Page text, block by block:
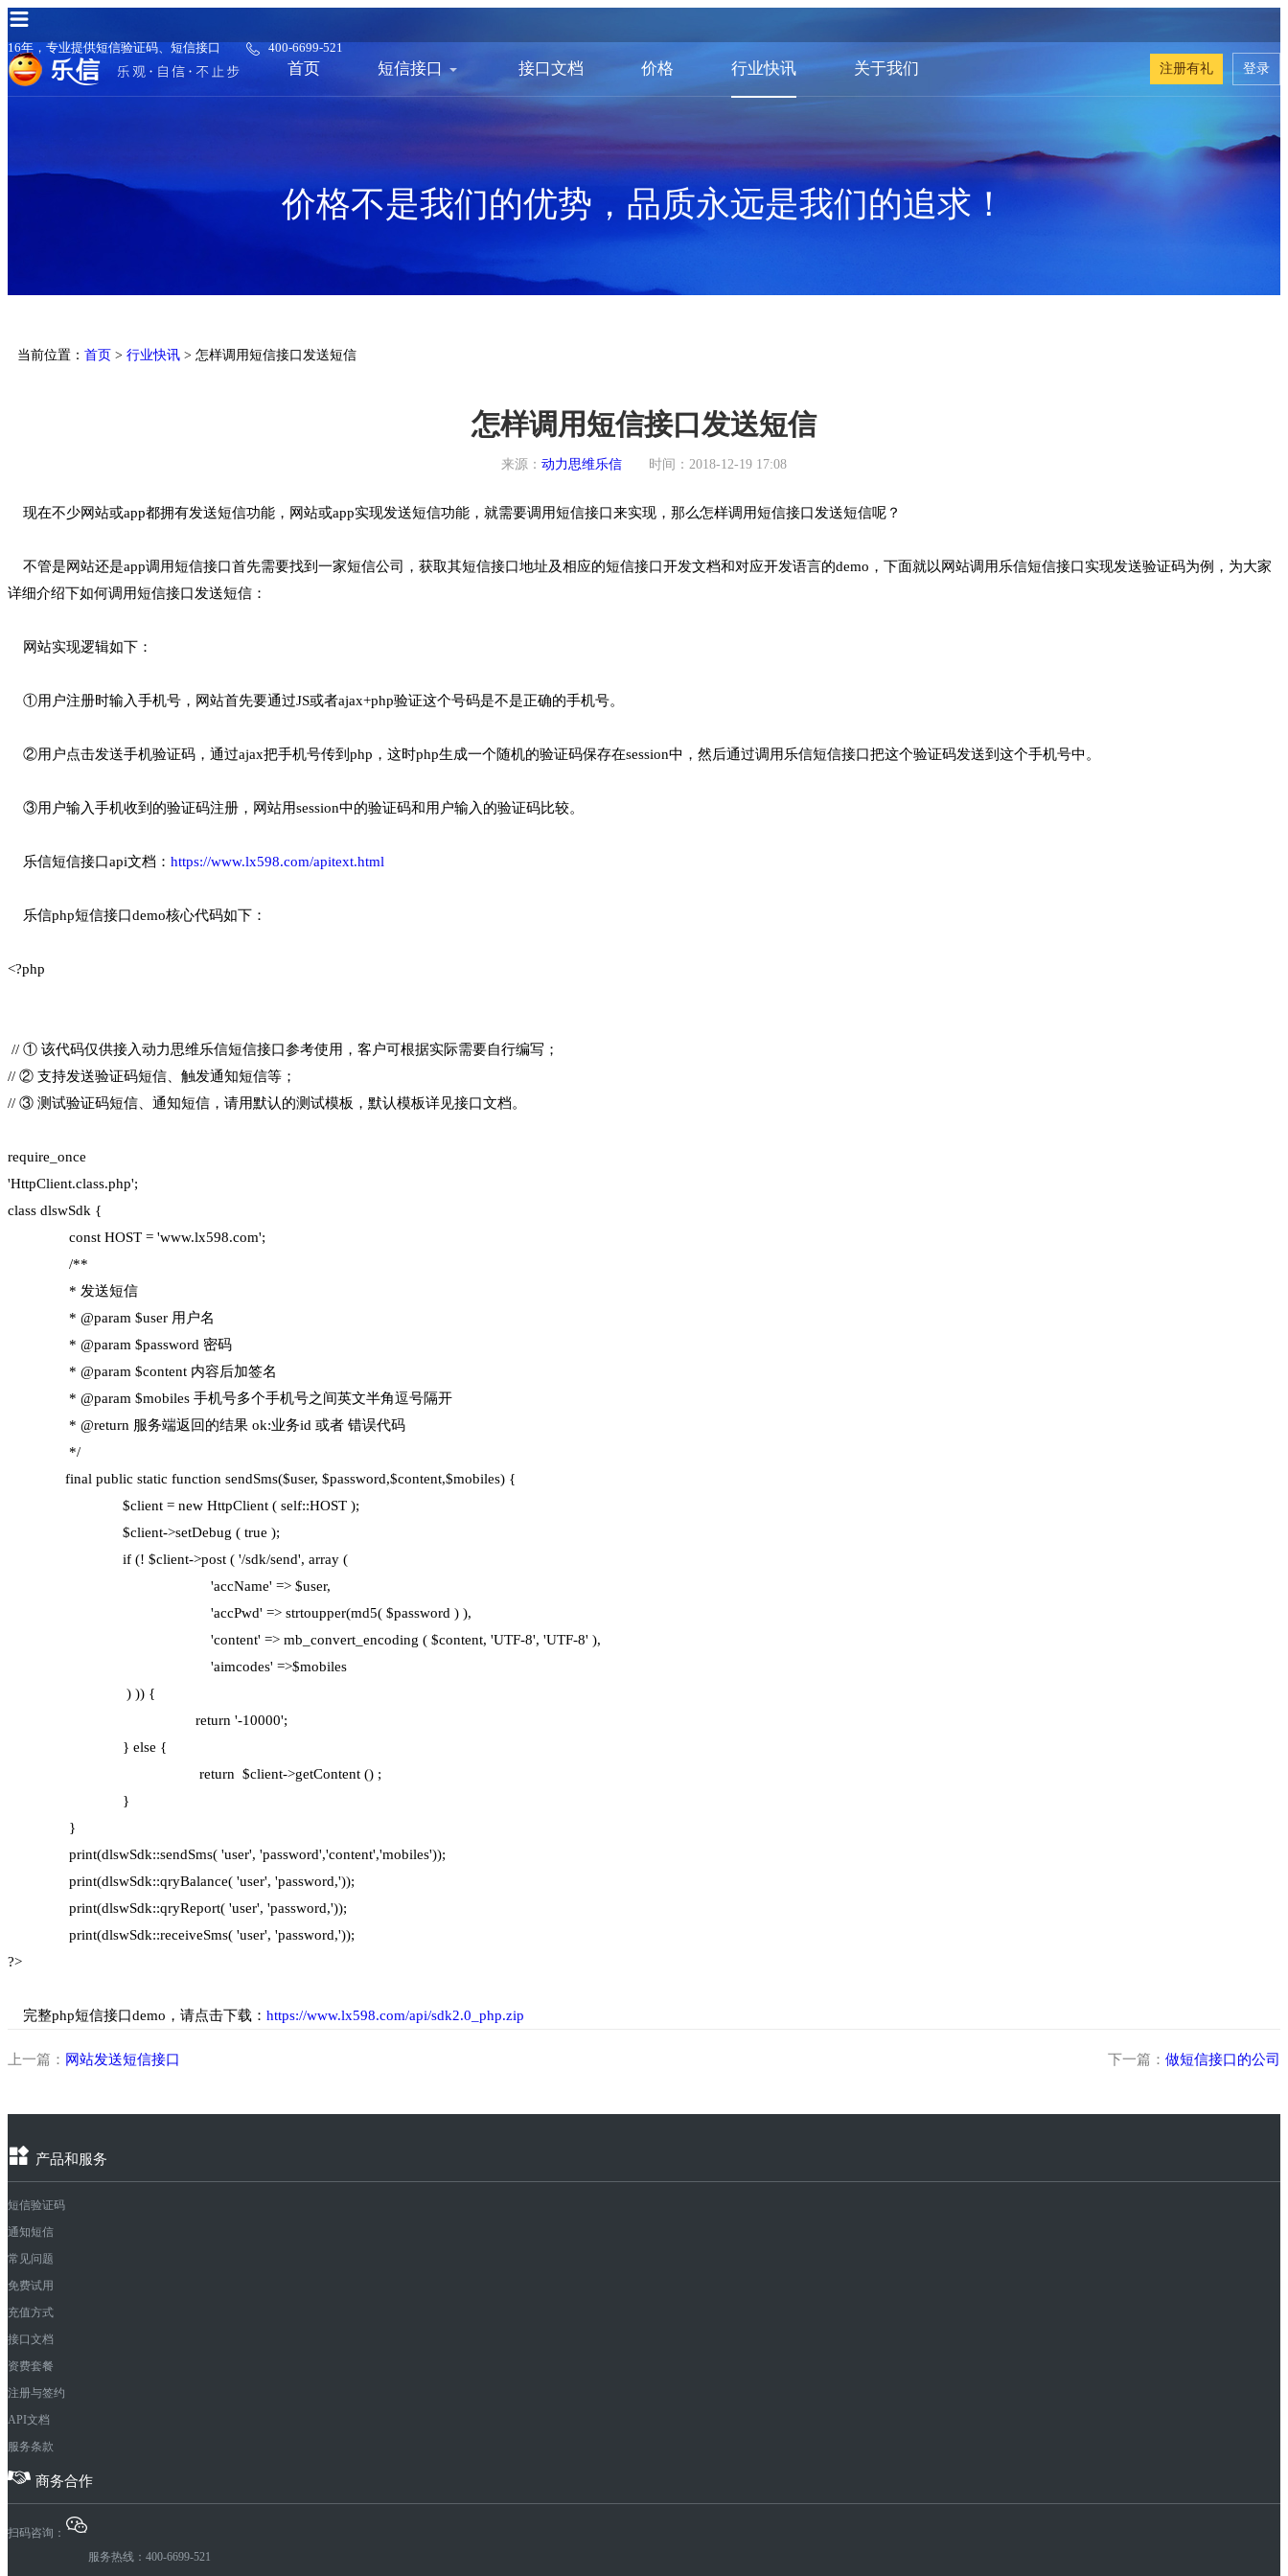
16年，专业提供短信验证码、短信接口 400-6699-521
首页 短信接口 接口文档 价格 行业快讯 关于我们 注册有礼 登录
价格不是我们的优势，品质永远是我们的追求！
当前位置： 首页 > 行业快讯 > 怎样调用短信接口发送短信
怎样调用短信接口发送短信
来源： 动力思维乐信 时间：2018-12-19 17:08
现在不少网站或app都拥有发送短信功能，网站或app实现发送短信功能，就需要调用短信接口来实现，那么怎样调用短信接口发送短信呢？
不管是网站还是app调用短信接口首先需要找到一家短信公司，获取其短信接口地址及相应的短信接口开发文档和对应开发语言的demo，下面就以网站调用乐信短信接口实现发送验证码为例，为大家
详细介绍下如何调用短信接口发送短信：
网站实现逻辑如下：
①用户注册时输入手机号，网站首先要通过JS或者ajax+php验证这个号码是不是正确的手机号。
②用户点击发送手机验证码，通过ajax把手机号传到php，这时php生成一个随机的验证码保存在session中，然后通过调用乐信短信接口把这个验证码发送到这个手机号中。
③用户输入手机收到的验证码注册，网站用session中的验证码和用户输入的验证码比较。
乐信短信接口api文档： https://www.lx598.com/apitext.html
乐信php短信接口demo核心代码如下：
<?php
// ① 该代码仅供接入动力思维乐信短信接口参考使用，客户可根据实际需要自行编写；
// ② 支持发送验证码短信、触发通知短信等；
// ③ 测试验证码短信、通知短信，请用默认的测试模板，默认模板详见接口文档。
require_once
'HttpClient.class.php';
class dlswSdk {
const HOST = 'www.lx598.com';
/**
* 发送短信
* @param $user 用户名
* @param $password 密码
* @param $content 内容后加签名
* @param $mobiles 手机号多个手机号之间英文半角逗号隔开
* @return 服务端返回的结果 ok:业务id 或者 错误代码
*/
final public static function sendSms($user, $password,$content,$mobiles) {
$client = new HttpClient ( self::HOST );
$client->setDebug ( true );
if (! $client->post ( '/sdk/send', array (
'accName' => $user,
'accPwd' => strtoupper(md5( $password ) ),
'content' => mb_convert_encoding ( $content, 'UTF-8', 'UTF-8' ),
'aimcodes' =>$mobiles
) )) {
return '-10000';
} else {
return $client->getContent () ;
}
}
print(dlswSdk::sendSms( 'user', 'password','content','mobiles'));
print(dlswSdk::qryBalance( 'user', 'password,'));
print(dlswSdk::qryReport( 'user', 'password,'));
print(dlswSdk::receiveSms( 'user', 'password,'));
?>
完整php短信接口demo，请点击下载： https://www.lx598.com/api/sdk2.0_php.zip
上一篇： 网站发送短信接口 下一篇： 做短信接口的公司
产品和服务
短信验证码
通知短信
常见问题
免费试用
充值方式
接口文档
资费套餐
注册与签约
API文档
服务条款
商务合作
扫码咨询：
服务热线：400-6699-521